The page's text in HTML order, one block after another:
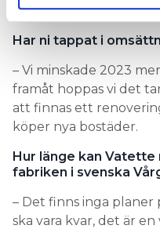
den finska.
Har ni tappat i
– Vi minskade 2023
framåt hoppas vi det
att finnas ett
köper nya bostäder.
Hur länge kan Vatette
fabriken i svenska
– Det finns inga
ska vara kvar, det är